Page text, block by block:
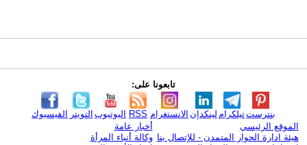
تابعونا على:
الفيسبوك التويتر اليوتيوب RSS الانستغرام لينكدإن تيلكرامبنترست
الموقع الرئيسي
هيئة ادارة الحوار المتمدن - للإتصال بنا
أخبار عامة
وكالة أنباء المرأة